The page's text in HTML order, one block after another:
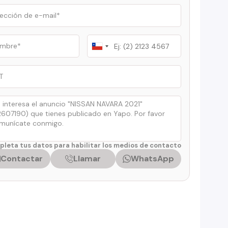
Chile
+56
tus datos para habilitar los medios de contacto
Contactar Llamar WhatsApp